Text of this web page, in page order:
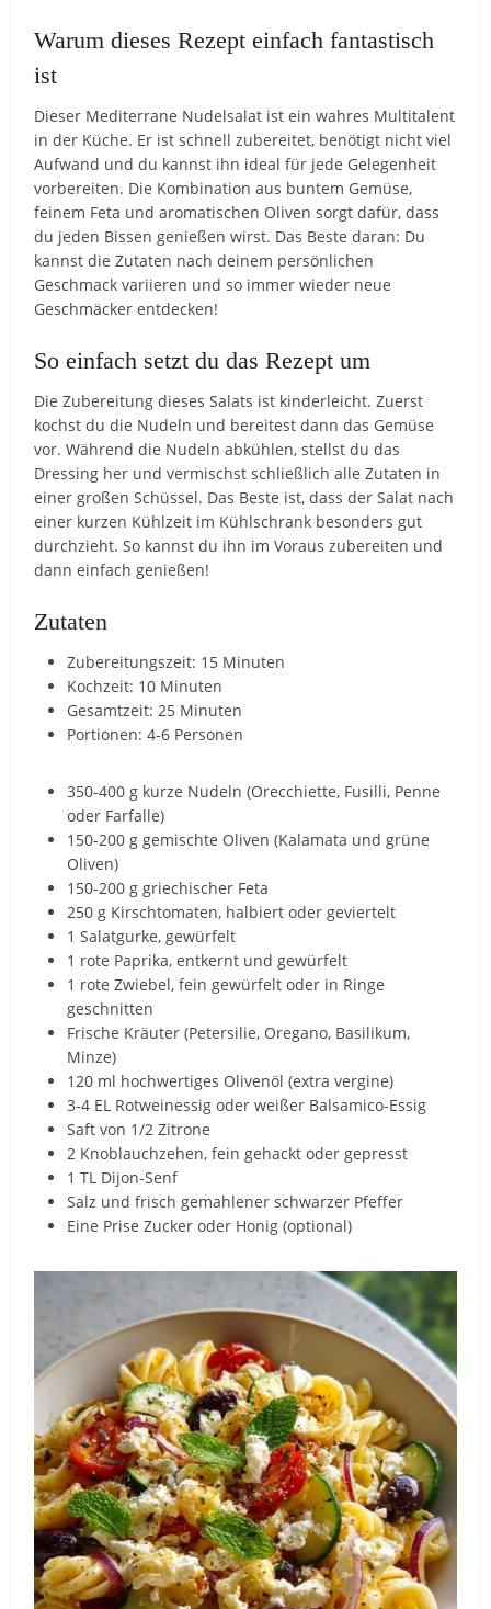
Warum dieses Rezept einfach fantastisch
ist
Dieser Mediterrane Nudelsalat ist ein wahres Multitalent
in der Küche. Er ist schnell zubereitet, benötigt nicht viel
Aufwand und du kannst ihn ideal für jede Gelegenheit
vorbereiten. Die Kombination aus buntem Gemüse,
feinem Feta und aromatischen Oliven sorgt dafür, dass
du jeden Bissen genießen wirst. Das Beste daran: Du
kannst die Zutaten nach deinem persönlichen
Geschmack variieren und so immer wieder neue
Geschmäcker entdecken!
So einfach setzt du das Rezept um
Die Zubereitung dieses Salats ist kinderleicht. Zuerst
kochst du die Nudeln und bereitest dann das Gemüse
vor. Während die Nudeln abkühlen, stellst du das
Dressing her und vermischst schließlich alle Zutaten in
einer großen Schüssel. Das Beste ist, dass der Salat nach
einer kurzen Kühlzeit im Kühlschrank besonders gut
durchzieht. So kannst du ihn im Voraus zubereiten und
dann einfach genießen!
Zutaten
Zubereitungszeit: 15 Minuten
Kochzeit: 10 Minuten
Gesamtzeit: 25 Minuten
Portionen: 4-6 Personen
350-400 g kurze Nudeln (Orecchiette, Fusilli, Penne
oder Farfalle)
150-200 g gemischte Oliven (Kalamata und grüne
Oliven)
150-200 g griechischer Feta
250 g Kirschtomaten, halbiert oder geviertelt
1 Salatgurke, gewürfelt
1 rote Paprika, entkernt und gewürfelt
1 rote Zwiebel, fein gewürfelt oder in Ringe
geschnitten
Frische Kräuter (Petersilie, Oregano, Basilikum,
Minze)
120 ml hochwertiges Olivenöl (extra vergine)
3-4 EL Rotweinessig oder weißer Balsamico-Essig
Saft von 1/2 Zitrone
2 Knoblauchzehen, fein gehackt oder gepresst
1 TL Dijon-Senf
Salz und frisch gemahlener schwarzer Pfeffer
Eine Prise Zucker oder Honig (optional)